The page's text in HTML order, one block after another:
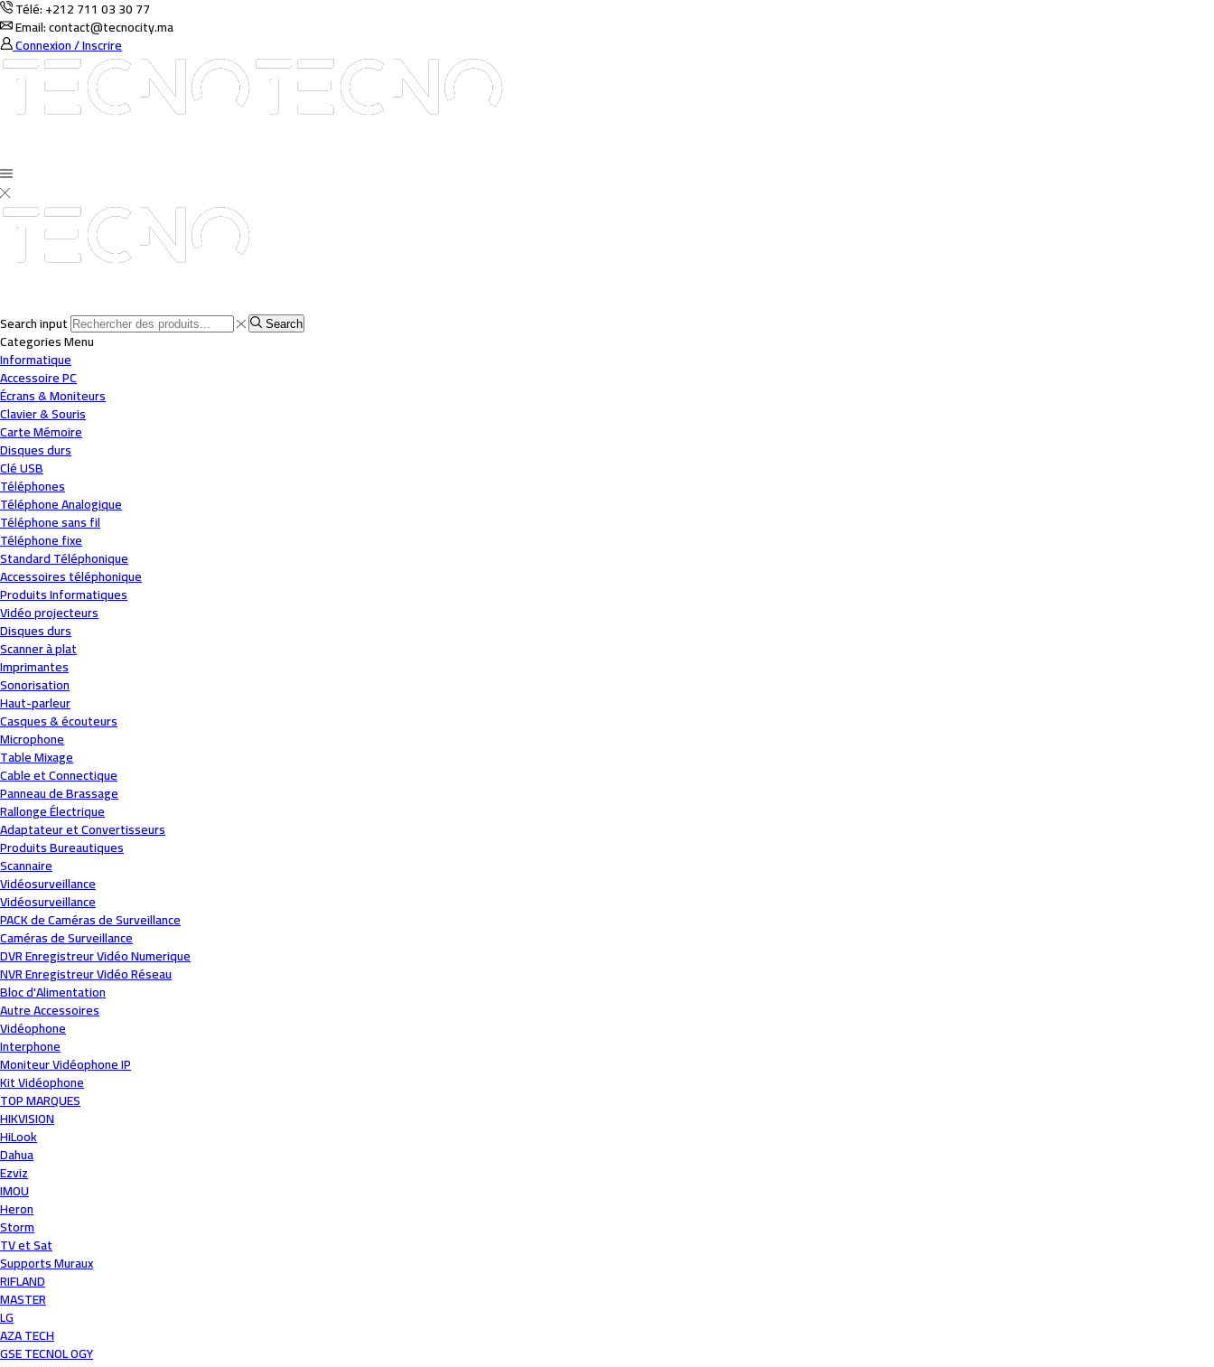
Télé: +212 711 03 30 77
Email: contact@tecnocity.ma
Connexion / Inscrire
Search input Search
CategoriesMenu
Informatique
Accessoire PC
Écrans & Moniteurs
Clavier & Souris
Carte Mémoire
Disques durs
Clé USB
Téléphones
Téléphone Analogique
Téléphone sans fil
Téléphone fixe
Standard Téléphonique
Accessoires téléphonique
Produits Informatiques
Vidéo projecteurs
Disques durs
Scanner à plat
Imprimantes
Sonorisation
Haut-parleur
Casques & écouteurs
Microphone
Table Mixage
Cable et Connectique
Panneau de Brassage
Rallonge Électrique
Adaptateur et Convertisseurs
Produits Bureautiques
Scannaire
Vidéosurveillance
Vidéosurveillance
PACK de Caméras de Surveillance
Caméras de Surveillance
DVR Enregistreur Vidéo Numerique
NVR Enregistreur Vidéo Réseau
Bloc d'Alimentation
Autre Accessoires
Vidéophone
Interphone
Moniteur Vidéophone IP
Kit Vidéophone
TOP MARQUES
HIKVISION
HiLook
Dahua
Ezviz
IMOU
Heron
Storm
TV et Sat
Supports Muraux
RIFLAND
MASTER
LG
AZA TECH
GSE TECNOL OGY